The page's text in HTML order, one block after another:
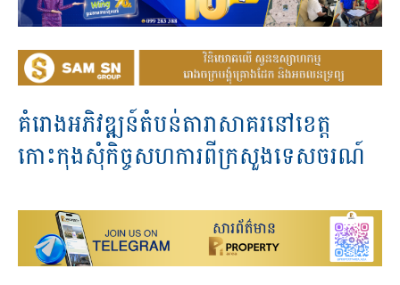
គំរោងអភិវឌ្ឍន៍តំបន់តារាសាគរនៅខេត្ត
កោះកុងសុំកិច្ចសហការពីក្រសួងទេសចរណ៍